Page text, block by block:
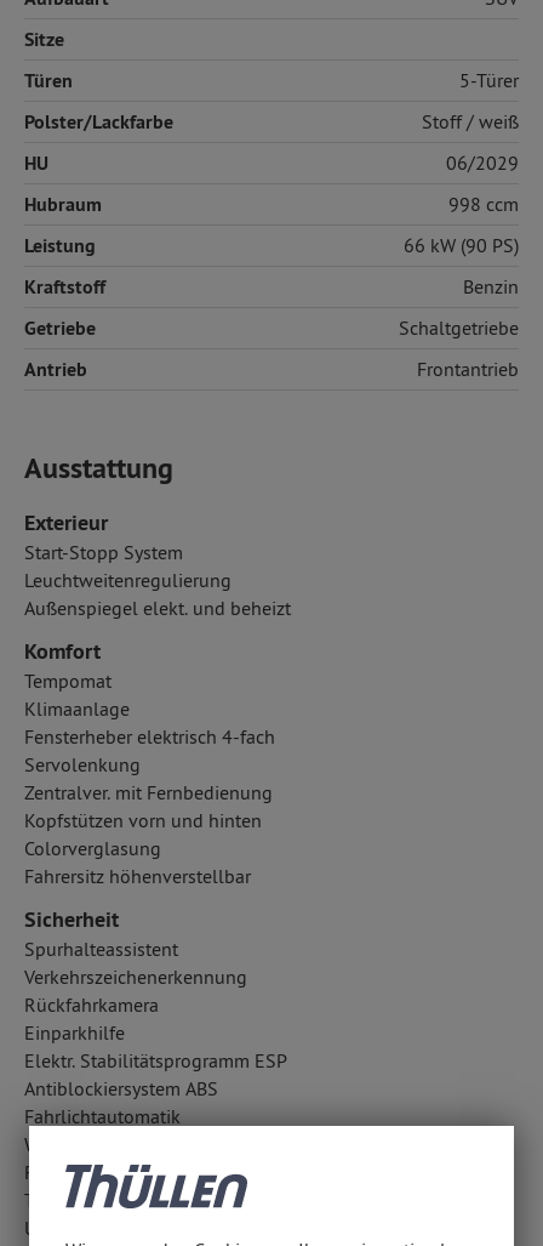
Sitze
Türen
5-Türer
Polster/Lackfarbe Stoff/ weiß
HU 06/2029
Hubraum 998 ccm
Leistung 66 kW (90 PS)
Kraftstoff Benzin
Getriebe Schaltgetriebe
Antrieb Frontantrieb
Ausstattung
Exterieur
Start-Stopp System
Leuchtweitenregulierung
Außenspiegel elekt. und beheizt
Komfort
Tempomat
Klimaanlage
Fensterheber elektrisch 4-fach
Servolenkung
Zentralver. mit Fernbedienung
Kopfstützen vorn und hinten
Colorverglasung
Fahrersitz höhenverstellbar
Sicherheit
Spurhalteassistent
Verkehrszeichenerkennung
Rückfahrkamera
Einparkhilfe
Elektr. Stabilitätsprogramm ESP
Antiblockiersystem ABS
Fahrlichtautomatik
Wegfahrsperre
Reifendruckverlust-Warnung
Traktionskontrolle
Unterfahrschutz